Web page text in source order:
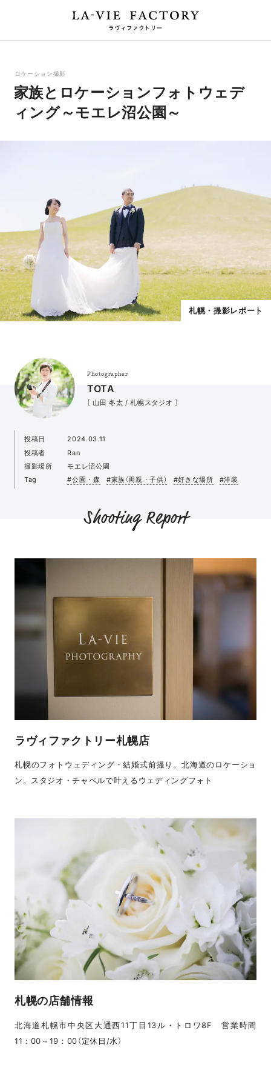
ロケーション撮影
家族とロケーションフォトウェデ
ィング～モエレ沼公園～
札幌・撮影レポート
Photographer
TOTA
［ 山田 冬太 / 札幌スタジオ ］
投稿日
2024.03.11
投稿者
Ran
撮影場所
モエレ沼公園
Tag
#公園・森 #家族（両親・子供） #好きな場所 #洋装
Shooting Report
ラヴィファクトリー札幌店
札幌のフォトウェディング・結婚式前撮り。北海道のロケーショ
ン。スタジオ・チャペルで叶えるウェディングフォト
札幌の店舗情報
北海道札幌市中央区大通西11丁目13ル・トロワ8F 営業時間
11：00～19：00（定休日/水）